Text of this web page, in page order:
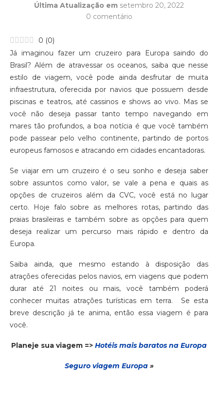
Última Atualização em setembro 20, 2022
0 comentário
0 (0)
Já imaginou fazer um cruzeiro para Europa saindo do
Brasil? Além de atravessar os oceanos, saiba que nesse
estilo de viagem, você pode ainda desfrutar de muita
infraestrutura, oferecida por navios que possuem desde
piscinas e teatros, até cassinos e shows ao vivo. Mas se
você não deseja passar tanto tempo navegando em
mares tão profundos, a boa notícia é que você também
pode passear pelo velho continente, partindo de portos
europeus famosos e atracando em cidades encantadoras.
Se viajar em um cruzeiro é o seu sonho e deseja saber
sobre assuntos como valor, se vale a pena e quais as
opções de cruzeiros além da CVC, você está no lugar
certo. Hoje falo sobre as melhores rotas, partindo das
praias brasileiras e também sobre as opções para quem
deseja realizar um percurso mais rápido e dentro da
Europa.
Saiba ainda, que mesmo estando à disposição das
atrações oferecidas pelos navios, em viagens que podem
durar até 21 noites ou mais, você também poderá
conhecer muitas atrações turísticas em terra. Se esta
breve descrição já te anima, então essa viagem é para
você.
Planeje sua viagem => Hotéis mais baratos na Europa
Seguro viagem Europa »